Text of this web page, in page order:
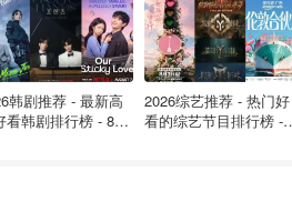
号 K1V 8N6
Park) 位于河滨大道 (Riverside
交叉口以南 1.5 公里处。公
韩剧推荐 - 最新高
看韩剧排行榜 - 8月
2026综艺推荐 - 热门好
看的综艺节目排行榜 -